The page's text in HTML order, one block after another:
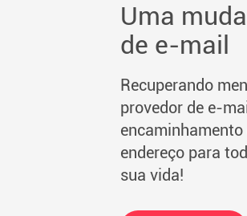
Uma
de e-mail
Recuperando
provedor de e-
endereço para
sua vida!